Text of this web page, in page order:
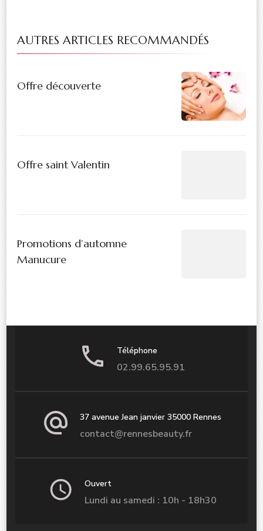
AUTRES ARTICLES RECOMMANDÉS
Offre découverte
Offre saint Valentin
Promotions d’automne
Manucure
Téléphone
02.99.65.95.91
37 avenue Jean janvier 35000 Rennes
contact@rennesbeauty.fr
Ouvert
Lundi au samedi : 10h - 18h30